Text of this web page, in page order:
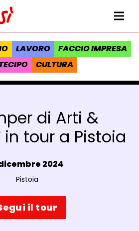
Progetto della Regione Toscana
LAVORO
FACCIO IMPRESA
CULTURA
di Arti &
tour a Pistoia
e ora: 2024
Luogo:
Pistoia
il tour